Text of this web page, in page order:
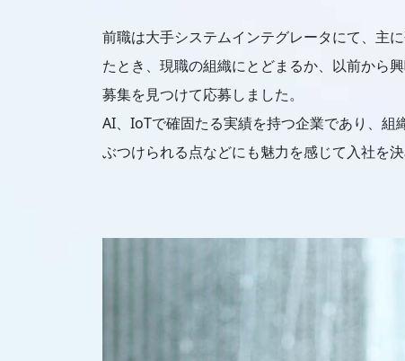
前職は大手システムインテグレータにて、主
たとき、現職の組織にとどまるか、以前から
募集を見つけて応募しました。
AI、IoTで確固たる実績を持つ企業であり、
ぶつけられる点などにも魅力を感じて入社を決